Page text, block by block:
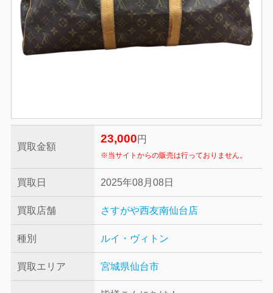
買取金額
23,000 円
※当サイトからの販売は行っておりません。
買取日 2025年08月08日
買取店舗 さすがや西友南仙台店
種別 ルイ・ヴィトン
買取エリア 宮城県仙台市